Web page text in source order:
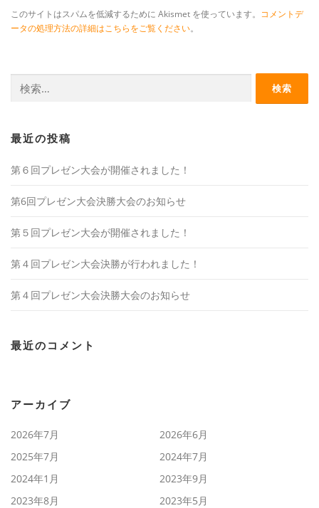
このサイトはスパムを低減するために Akismet を使っています。 コメントデ
ータの処理方法の詳細はこちらをご覧ください。
索:
最近の投稿
第６回プレゼン大会が開催されました！
第6回プレゼン大会決勝大会のお知らせ
第５回プレゼン大会が開催されました！
第４回プレゼン大会決勝が行われました！
第４回プレゼン大会決勝大会のお知らせ
最近のコメント
アーカイブ
2026年7月
2026年6月
2025年7月
2024年7月
2024年1月
2023年9月
2023年8月
2023年5月